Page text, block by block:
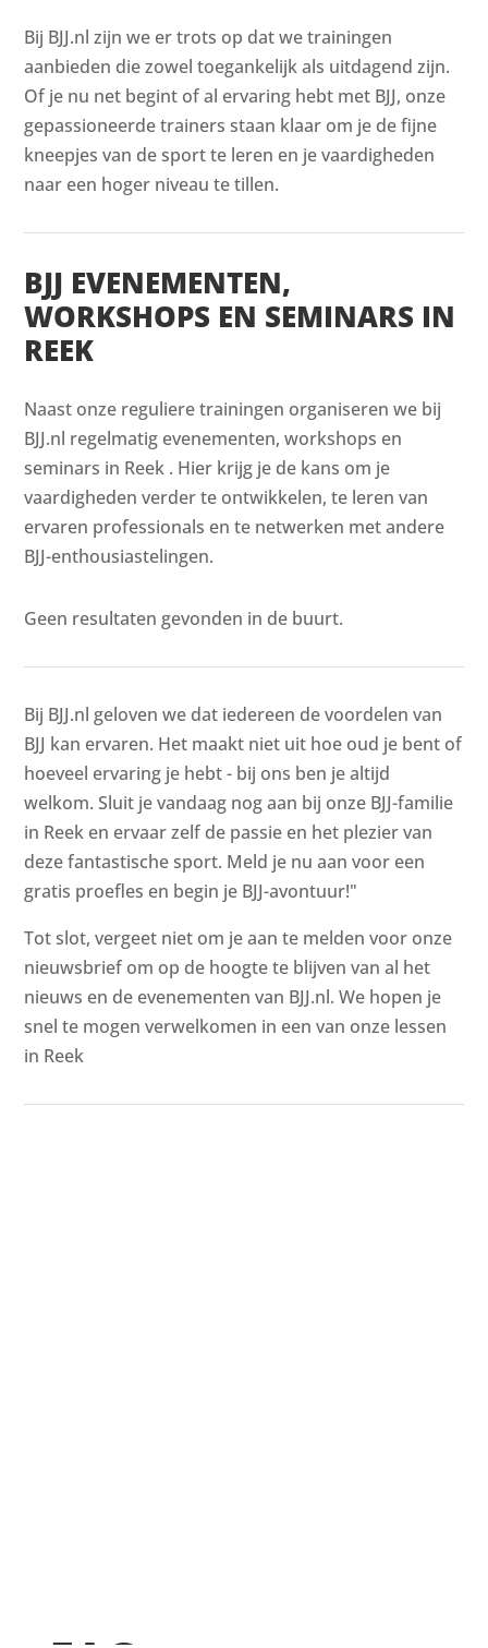
Bij BJJ.nl zijn we er trots op dat we trainingen
aanbieden die zowel toegankelijk als uitdagend zijn.
Of je nu net begint of al ervaring hebt met BJJ, onze
gepassioneerde trainers staan klaar om je de fijne
kneepjes van de sport te leren en je vaardigheden
naar een hoger niveau te tillen.
BJJ EVENEMENTEN,
WORKSHOPS EN SEMINARS IN
REEK
Naast onze reguliere trainingen organiseren we bij
BJJ.nl regelmatig evenementen, workshops en
seminars in Reek . Hier krijg je de kans om je
vaardigheden verder te ontwikkelen, te leren van
ervaren professionals en te netwerken met andere
BJJ-enthousiastelingen.
Geen resultaten gevonden in de buurt.
Bij BJJ.nl geloven we dat iedereen de voordelen van
BJJ kan ervaren. Het maakt niet uit hoe oud je bent of
hoeveel ervaring je hebt - bij ons ben je altijd
welkom. Sluit je vandaag nog aan bij onze BJJ-familie
in Reek en ervaar zelf de passie en het plezier van
deze fantastische sport. Meld je nu aan voor een
gratis proefles en begin je BJJ-avontuur!"
Tot slot, vergeet niet om je aan te melden voor onze
nieuwsbrief om op de hoogte te blijven van al het
nieuws en de evenementen van BJJ.nl. We hopen je
snel te mogen verwelkomen in een van onze lessen
in Reek